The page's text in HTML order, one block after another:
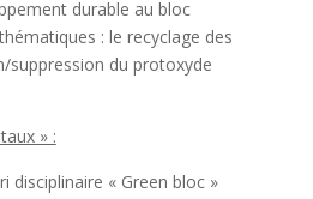
durable au bloc
: le recyclage des
suppression du protoxyde
» :
disciplinaire « Green bloc »